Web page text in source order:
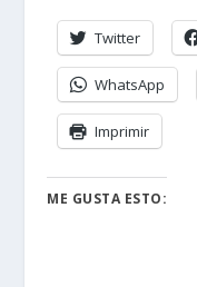
Twitter
WhatsApp
Imprimir
ME GUSTA ESTO: